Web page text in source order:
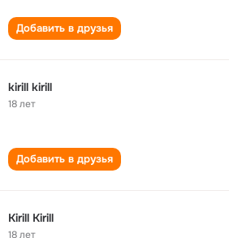
Добавить в друзья
kirill kirill
18 лет
Добавить в друзья
Kirill Kirill
18 лет